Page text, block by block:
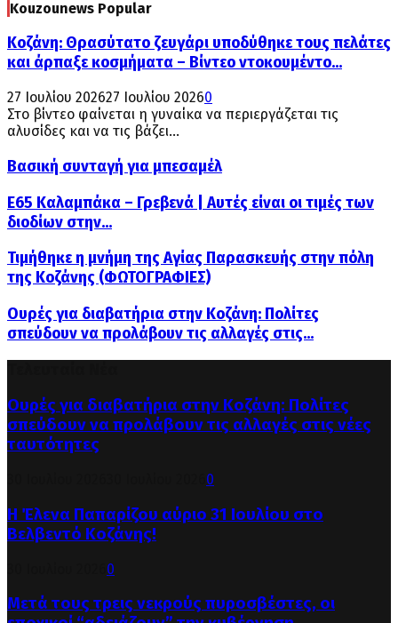
Kouzounews Popular
Κοζάνη: Θρασύτατο ζευγάρι υποδύθηκε τους πελάτες
και άρπαξε κοσμήματα – Βίντεο ντοκουμέντο...
27 Ιουλίου 202627 Ιουλίου 20260
Στο βίντεο φαίνεται η γυναίκα να περιεργάζεται τις
αλυσίδες και να τις βάζει...
Βασική συνταγή για μπεσαμέλ
Ε65 Καλαμπάκα – Γρεβενά | Αυτές είναι οι τιμές των
διοδίων στην...
Τιμήθηκε η μνήμη της Αγίας Παρασκευής στην πόλη
της Κοζάνης (ΦΩΤΟΓΡΑΦΙΕΣ)
Ουρές για διαβατήρια στην Κοζάνη: Πολίτες
σπεύδουν να προλάβουν τις αλλαγές στις...
Ουρές για διαβατήρια στην Κοζάνη: Πολίτες
σπεύδουν να προλάβουν τις αλλαγές στις νέες
ταυτότητες
0
Η Έλενα Παπαρίζου αύριο 31 Ιουλίου στο
Βελβεντό Κοζάνης!
0
Μετά τους τρεις νεκρούς πυροσβέστες, οι